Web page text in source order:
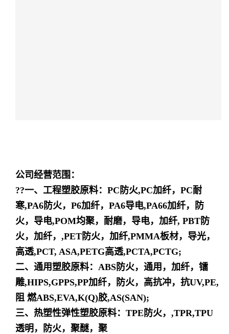
公司经营范围：
??一、工程塑胶原料：PC防火,PC加纤，PC耐
寒,PA6防火，P6加纤，PA6导电,PA66加纤，防
火，导电,POM均聚，耐磨，导电，加纤, PBT防
火，加纤，,PET防火，加纤,PMMA板材，导光，
高透,PCT, ASA,PETG高透,PCTA,PCTG;
二、通用塑胶原料：ABS防火，通用，加纤，镭
雕,HIPS,GPPS,PP加纤，防火，高抗冲，抗UV,PE,
阻 燃ABS,EVA,K(Q)胶,AS(SAN);
三、热塑性弹性塑胶原料：TPE防火，,TPR,TPU
透明，防火，聚醚，聚